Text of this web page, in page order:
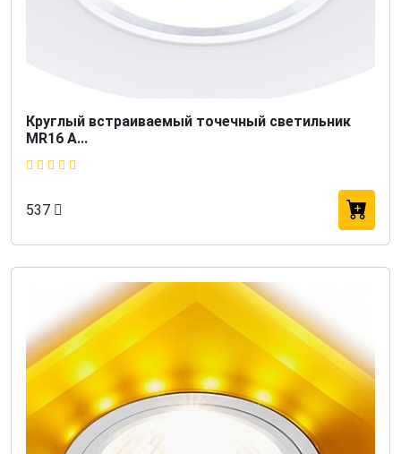
Круглый встраиваемый точечный светильник
MR16 A...
537